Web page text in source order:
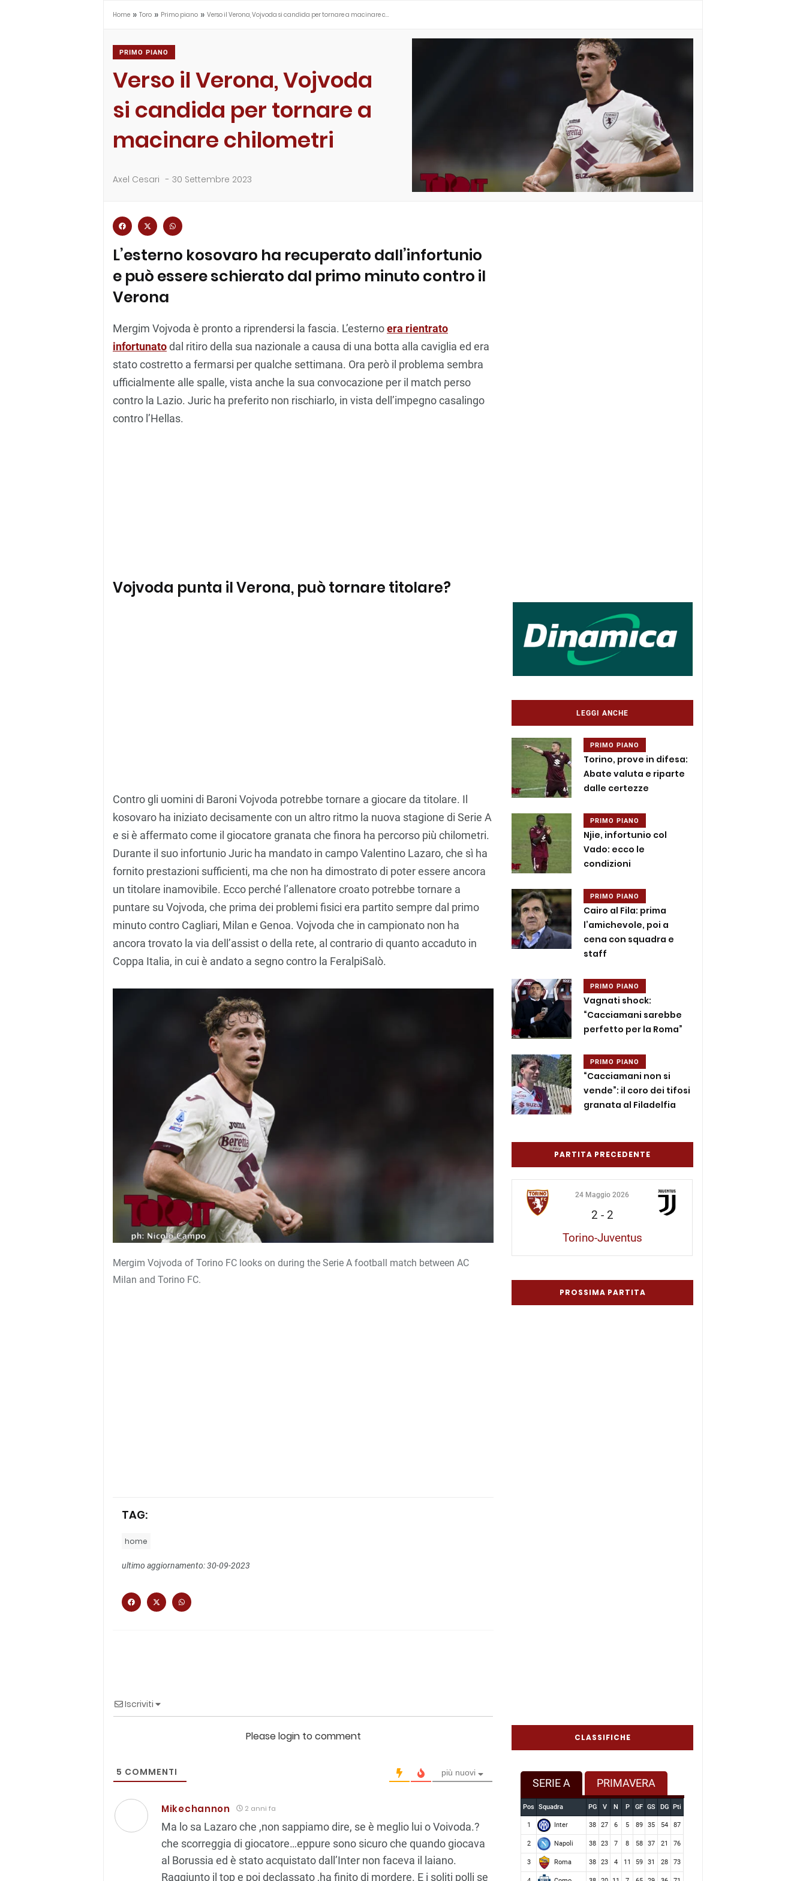
Home » Toro » Primo piano » Verso il Verona, Vojvoda si candida per tornare a macinare c…
PRIMO PIANO
Verso il Verona, Vojvoda
si candida per tornare a
macinare chilometri
Axel Cesari - 30 Settembre 2023
L’esterno kosovaro ha recuperato dall’infortunio
e può essere schierato dal primo minuto contro il
Verona
Mergim Vojvoda è pronto a riprendersi la fascia. L’esternoera rientrato
infortunatodal ritiro della sua nazionale a causa di una botta alla caviglia ed era
stato costretto a fermarsi per qualche settimana. Ora però il problema sembra
ufficialmente alle spalle, vista anche la sua convocazione per il match perso
contro la Lazio. Juric ha preferito non rischiarlo, in vista dell’impegno casalingo
contro l’Hellas.
Vojvoda punta il Verona, può tornare titolare?
Contro gli uomini di Baroni Vojvoda potrebbe tornare a giocare da titolare. Il
kosovaro ha iniziato decisamente con un altro ritmo la nuova stagione di Serie A
e si è affermato come il giocatore granata che finora ha percorso più chilometri.
Durante il suo infortunio Juric ha mandato in campo Valentino Lazaro, che sì ha
fornito prestazioni sufficienti, ma che non ha dimostrato di poter essere ancora
un titolare inamovibile. Ecco perché l’allenatore croato potrebbe tornare a
puntare su Vojvoda, che prima dei problemi fisici era partito sempre dal primo
minuto contro Cagliari, Milan e Genoa. Vojvoda che in campionato non ha
ancora trovato la via dell’assist o della rete, al contrario di quanto accaduto in
Coppa Italia, in cui è andato a segno contro la FeralpiSalò.
Mergim Vojvoda of Torino FC looks on during the Serie A football match between AC
Milan and Torino FC.
TAG:
home
ultimo aggiornamento: 30-09-2023
Iscriviti
Please login to comment
5 COMMENTI più nuovi
Mikechannon 2 anni fa
Ma lo sa Lazaro che ,non sappiamo dire, se è meglio lui o Voivoda.?
che scorreggia di giocatore…eppure sono sicuro che quando giocava
al Borussia ed è stato acquistato dall’Inter non faceva il laiano.
Raggiunto il top e poi declassato ,ha finito di mordere. E i soliti polli se
LEGGI ANCHE
PRIMO PIANO
Torino, prove in difesa:
Abate valuta e riparte
dalle certezze
PRIMO PIANO
Njie, infortunio col
Vado: ecco le
condizioni
PRIMO PIANO
Cairo al Fila: prima
l’amichevole, poi a
cena con squadra e
staff
PRIMO PIANO
Vagnati shock:
“Cacciamani sarebbe
perfetto per la Roma”
PRIMO PIANO
“Cacciamani non si
vende”: il coro dei tifosi
granata al Filadelfia
PARTITA PRECEDENTE
24 Maggio 2026
2 - 2
Torino-Juventus
PROSSIMA PARTITA
CLASSIFICHE
SERIE A PRIMAVERA
Pos Squadra PG V N P GF GS DG Pti
1 Inter 38 27 6 5 89 35 54 87
2 Napoli 38 23 7 8 58 37 21 76
3 Roma 38 23 4 11 59 31 28 73